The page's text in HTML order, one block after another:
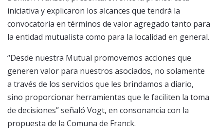
iniciativa y explicaron los alcances que tendrá la
convocatoria en términos de valor agregado tanto para
la entidad mutualista como para la localidad en general.
“Desde nuestra Mutual promovemos acciones que
generen valor para nuestros asociados, no solamente
a través de los servicios que les brindamos a diario,
sino proporcionar herramientas que le faciliten la toma
de decisiones” señaló Vogt, en consonancia con la
propuesta de la Comuna de Franck.